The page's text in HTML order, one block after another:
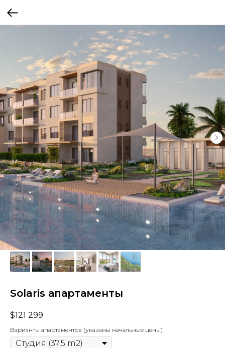
Solaris апартаменты
$121 299
Варианты апартаментов (указаны начальные цены)